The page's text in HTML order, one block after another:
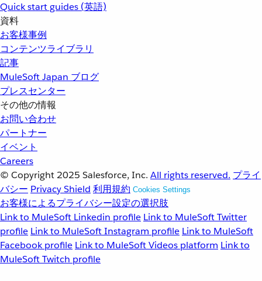
Quick start guides (英語)
資料
お客様事例
コンテンツライブラリ
記事
MuleSoft Japan ブログ
プレスセンター
その他の情報
お問い合わせ
パートナー
イベント
Careers
© Copyright 2025 Salesforce, Inc. All rights reserved. プライ
バシー Privacy Shield 利用規約 Cookies Settings
お客様によるプライバシー設定の選択肢
Link to MuleSoft Linkedin profile Link to MuleSoft Twitter
profile Link to MuleSoft Instagram profile Link to MuleSoft
Facebook profile Link to MuleSoft Videos platform Link to
MuleSoft Twitch profile